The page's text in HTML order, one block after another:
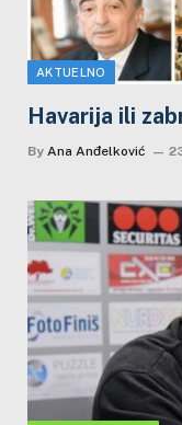
AKTUELNO
Havarija ili
By Ana Anđelković